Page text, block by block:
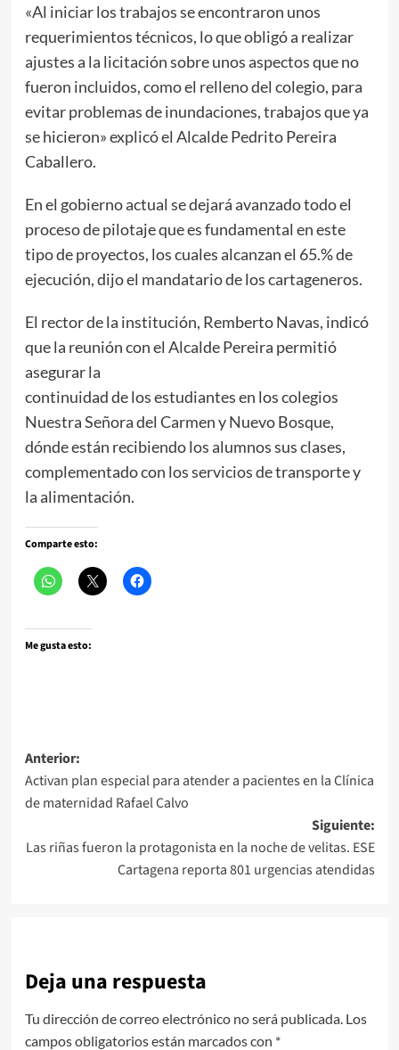
«Al iniciar los trabajos se encontraron unos
requerimientos técnicos, lo que obligó a realizar
ajustes a la licitación sobre unos aspectos que no
fueron incluidos, como el relleno del colegio, para
evitar problemas de inundaciones, trabajos que ya
se hicieron» explicó el Alcalde Pedrito Pereira
Caballero.
En el gobierno actual se dejará avanzado todo el
proceso de pilotaje que es fundamental en este
tipo de proyectos, los cuales alcanzan el 65.% de
ejecución, dijo el mandatario de los cartageneros.
El rector de la institución, Remberto Navas, indicó
que la reunión con el Alcalde Pereira permitió
asegurar la
continuidad de los estudiantes en los colegios
Nuestra Señora del Carmen y Nuevo Bosque,
dónde están recibiendo los alumnos sus clases,
complementado con los servicios de transporte y
la alimentación.
Comparte esto:
Me gusta esto:
Navegación
de
entradas
Anterior:
Activan plan especial para atender a pacientes en la Clínica
de maternidad Rafael Calvo
Siguiente:
Las riñas fueron la protagonista en la noche de velitas. ESE
Cartagena reporta 801 urgencias atendidas
Deja una respuesta
Tu dirección de correo electrónico no será publicada. Los
campos obligatorios están marcados con *